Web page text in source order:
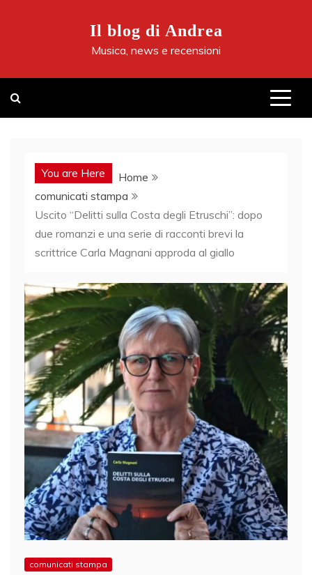
Il blog di Andrea
Musica, news e recensioni
You are Here
Home
comunicati stampa
Uscito “Delitti sulla Costa degli Etruschi”: dopo
due romanzi e una serie di racconti brevi la
scrittrice Carla Magnani approda al giallo
comunicati stampa